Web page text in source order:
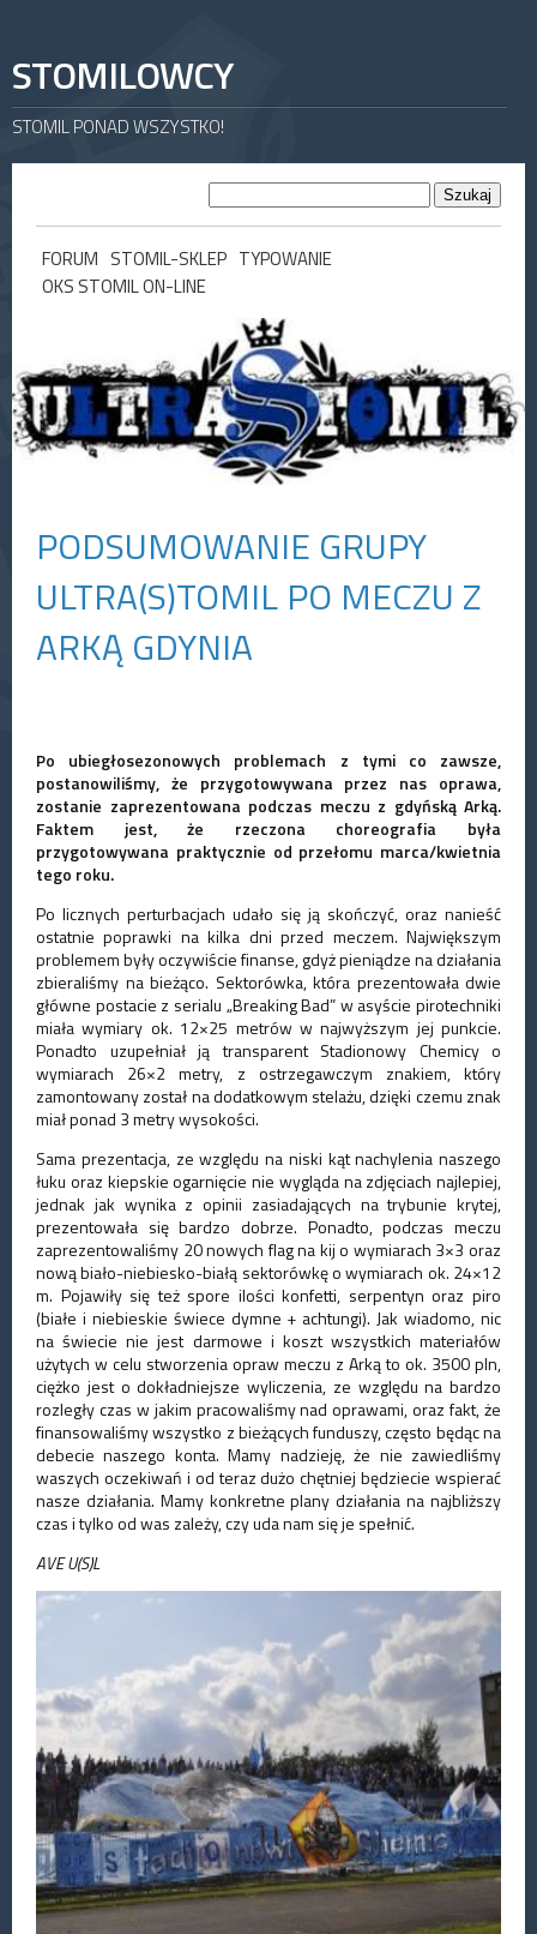
STOMILOWCY
STOMIL PONAD WSZYSTKO!
FORUM STOMIL-SKLEP TYPOWANIE
OKS STOMIL ON-LINE
PODSUMOWANIE GRUPY
ULTRA(S)TOMIL PO MECZU Z
ARKĄ GDYNIA
Po ubiegłosezonowych problemach z tymi co zawsze,
postanowiliśmy, że przygotowywana przez nas oprawa,
zostanie zaprezentowana podczas meczu z gdyńską Arką.
Faktem jest, że rzeczona choreografia była
przygotowywana praktycznie od przełomu marca/kwietnia
tego roku.
Po licznych perturbacjach udało się ją skończyć, oraz nanieść
ostatnie poprawki na kilka dni przed meczem. Największym
problemem były oczywiście finanse, gdyż pieniądze na działania
zbieraliśmy na bieżąco. Sektorówka, która prezentowała dwie
główne postacie z serialu „Breaking Bad” w asyście pirotechniki
miała wymiary ok. 12×25 metrów w najwyższym jej punkcie.
Ponadto uzupełniał ją transparent Stadionowy Chemicy o
wymiarach 26×2 metry, z ostrzegawczym znakiem, który
zamontowany został na dodatkowym stelażu, dzięki czemu znak
miał ponad 3 metry wysokości.
Sama prezentacja, ze względu na niski kąt nachylenia naszego
łuku oraz kiepskie ogarnięcie nie wygląda na zdjęciach najlepiej,
jednak jak wynika z opinii zasiadających na trybunie krytej,
prezentowała się bardzo dobrze. Ponadto, podczas meczu
zaprezentowaliśmy 20 nowych flag na kij o wymiarach 3×3 oraz
nową biało-niebiesko-białą sektorówkę o wymiarach ok. 24×12
m. Pojawiły się też spore ilości konfetti, serpentyn oraz piro
(białe i niebieskie świece dymne + achtungi). Jak wiadomo, nic
na świecie nie jest darmowe i koszt wszystkich materiałów
użytych w celu stworzenia opraw meczu z Arką to ok. 3500 pln,
ciężko jest o dokładniejsze wyliczenia, ze względu na bardzo
rozległy czas w jakim pracowaliśmy nad oprawami, oraz fakt, że
finansowaliśmy wszystko z bieżących funduszy, często będąc na
debecie naszego konta. Mamy nadzieję, że nie zawiedliśmy
waszych oczekiwań i od teraz dużo chętniej będziecie wspierać
nasze działania. Mamy konkretne plany działania na najbliższy
czas i tylko od was zależy, czy uda nam się je spełnić.
AVE U(S)L